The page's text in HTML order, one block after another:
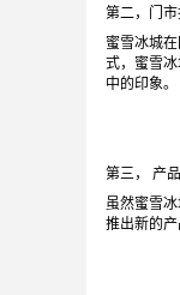
第二，门
蜜雪冰城
式，蜜雪
中的印象。
第三， 产
虽然蜜雪
推出新的